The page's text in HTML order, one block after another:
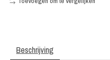
Beschrijving